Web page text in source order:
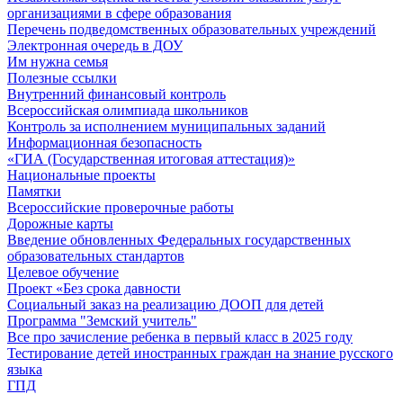
организациями в сфере образования
Перечень подведомственных образовательных учреждений
Электронная очередь в ДОУ
Им нужна семья
Полезные ссылки
Внутренний финансовый контроль
Всероссийская олимпиада школьников
Контроль за исполнением муниципальных заданий
Информационная безопасность
«ГИА (Государственная итоговая аттестация)»
Национальные проекты
Памятки
Всероссийские проверочные работы
Дорожные карты
Введение обновленных Федеральных государственных
образовательных стандартов
Целевое обучение
Проект «Без срока давности
Социальный заказ на реализацию ДООП для детей
Программа "Земский учитель"
Все про зачисление ребенка в первый класс в 2025 году
Тестирование детей иностранных граждан на знание русского
языка
ГПД